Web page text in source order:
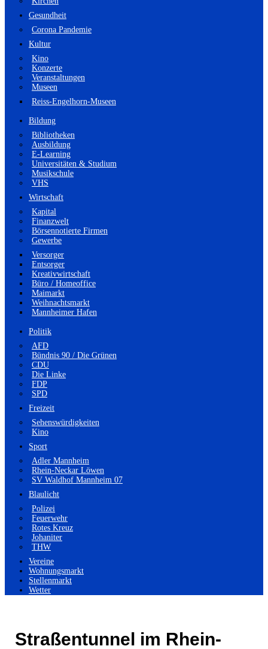
Gesundheit
Corona Pandemie
Kultur
Kino
Konzerte
Veranstaltungen
Museen
Reiss-Engelhorn-Museen
Bildung
Bibliotheken
Ausbildung
E-Learning
Universitäten & Studium
Musikschule
VHS
Wirtschaft
Kapital
Finanzwelt
Börsennotierte Firmen
Gewerbe
Versorger
Entsorger
Kreativwirtschaft
Büro / Homeoffice
Maimarkt
Weihnachtsmarkt
Mannheimer Hafen
Politik
AFD
Bündnis 90 / Die Grünen
CDU
Die Linke
FDP
SPD
Freizeit
Sehenswürdigkeiten
Kino
Sport
Adler Mannheim
Rhein-Neckar Löwen
SV Waldhof Mannheim 07
Blaulicht
Polizei
Feuerwehr
Rotes Kreuz
Johaniter
THW
Vereine
Wohnungsmarkt
Stellenmarkt
Wetter
Straßentunnel im Rhein-